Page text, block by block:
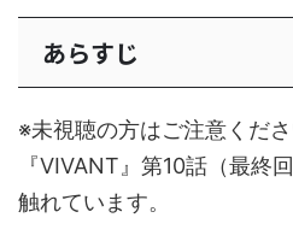
あらすじ
※未視聴の方はご注意くだ
『VIVANT』第10話（最終
触れています。